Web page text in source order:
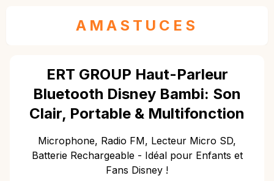
AMASTUCES
ERT GROUP Haut-Parleur
Bluetooth Disney Bambi: Son
Clair, Portable & Multifonction
Microphone, Radio FM, Lecteur Micro SD,
Batterie Rechargeable - Idéal pour Enfants et
Fans Disney !